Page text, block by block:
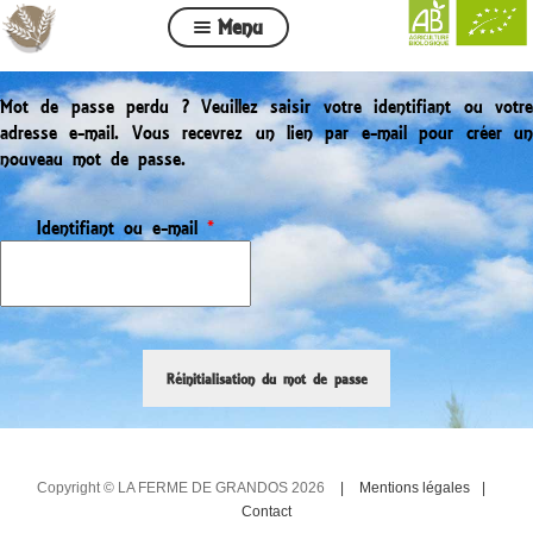
Menu
Nos pâtes, Nos huiles
Commande
Mon compte
Contact
Liste des distributeurs
Mot de passe perdu ? Veuillez saisir votre identifiant ou votre
adresse e-mail. Vous recevrez un lien par e-mail pour créer un
nouveau mot de passe.
Identifiant ou e-mail*
Réinitialisation du mot de passe
Copyright © LA FERME DE GRANDOS 2026
Mentions légales
Contact